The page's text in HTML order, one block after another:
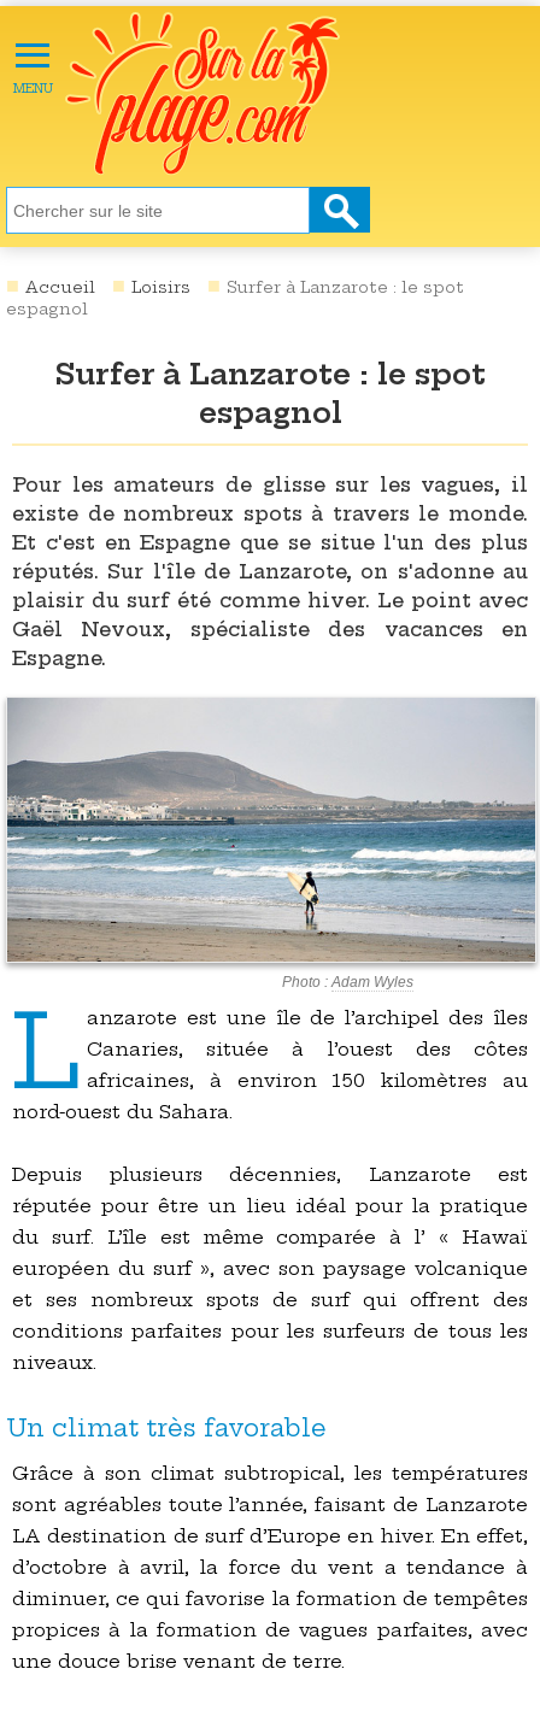
≡
MENU
ACTU
LOISIRS
NATURE
ÉCOLOGIE
SANTÉ
SOCIÉTÉ
CULTURE
Accueil Loisirs
Surfer à Lanzarote : le spot
espagnol
Surfer à Lanzarote : le spot
espagnol
Pour les amateurs de glisse sur les vagues, il
existe de nombreux spots à travers le monde.
Et c'est en Espagne que se situe l'un des plus
réputés. Sur l'île de Lanzarote, on s'adonne au
plaisir du surf été comme hiver. Le point avec
Gaël Nevoux, spécialiste des vacances en
Espagne.
Photo :Adam Wyles
L anzarote est une île de l’archipel des îles
Canaries, située à l’ouest des côtes
africaines, à environ 150 kilomètres au
nord-ouest du Sahara.
Depuis plusieurs décennies, Lanzarote est
réputée pour être un lieu idéal pour la pratique
du surf. L’île est même comparée à l’ « Hawaï
européen du surf », avec son paysage volcanique
et ses nombreux spots de surf qui offrent des
conditions parfaites pour les surfeurs de tous les
niveaux.
Un climat très favorable
Grâce à son climat subtropical, les températures
sont agréables toute l’année, faisant de Lanzarote
LA destination de surf d’Europe en hiver. En effet,
d’octobre à avril, la force du vent a tendance à
diminuer, ce qui favorise la formation de tempêtes
propices à la formation de vagues parfaites, avec
une douce brise venant de terre.